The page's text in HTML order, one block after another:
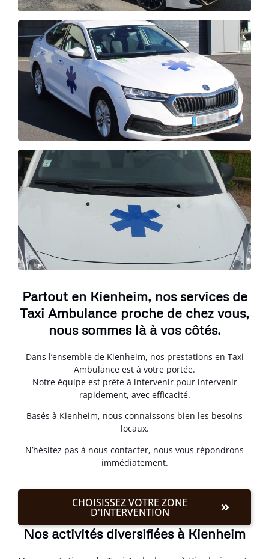
Partout en Kienheim, nos services de
Taxi Ambulance proche de chez vous,
nous sommes là à vos côtés.
Dans l’ensemble de Kienheim, nos prestations en Taxi
Ambulance est à votre portée.
Notre équipe est prête à intervenir pour intervenir
rapidement, avec efficacité.
Basés à Kienheim, nous connaissons bien les besoins
locaux.
N’hésitez pas à nous contacter, nous vous répondrons
immédiatement.
CHOISISSEZ VOTRE ZONE
D'INTERVENTION
Nos activités diversifiées à Kienheim